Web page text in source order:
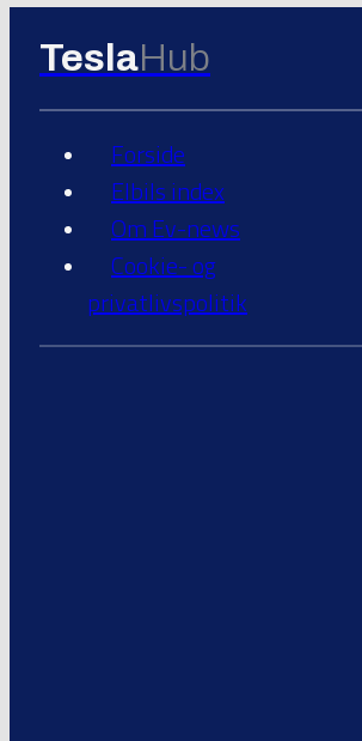
TeslaHub
Forside
Elbils index
Om Ev-news
Cookie- og
privatlivspolitik